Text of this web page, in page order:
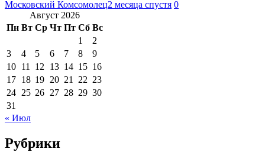
Московский Комсомолец2 месяца спустя 0
Август 2026
Пн Вт Ср Чт Пт Сб Вс
1
2
3
4 5 6 7 8
9
10 11 12 13 14 15 16
17 18 19 20 21 22 23
24 25 26 27 28 29 30
31
« Июл
Рубрики